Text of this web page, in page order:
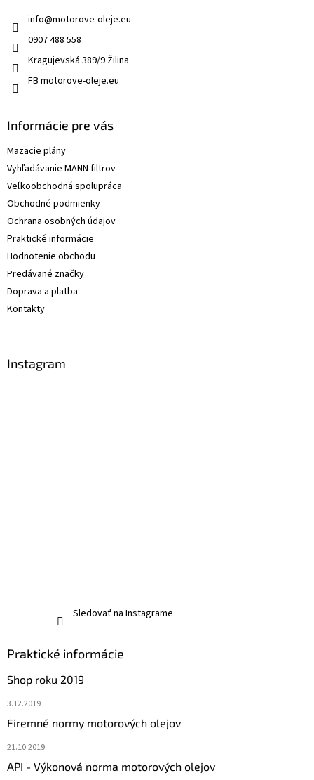
info@motorove-oleje.eu
0907 488 558
Kragujevská 389/9 Žilina
FB motorove-oleje.eu
Informácie pre vás
Mazacie plány
Vyhľadávanie MANN filtrov
Veľkoobchodná spolupráca
Obchodné podmienky
Ochrana osobných údajov
Praktické informácie
Hodnotenie obchodu
Predávané značky
Doprava a platba
Kontakty
Instagram
Sledovať na Instagrame
Praktické informácie
Shop roku 2019
3.12.2019
Firemné normy motorových olejov
21.10.2019
API - Výkonová norma motorových olejov